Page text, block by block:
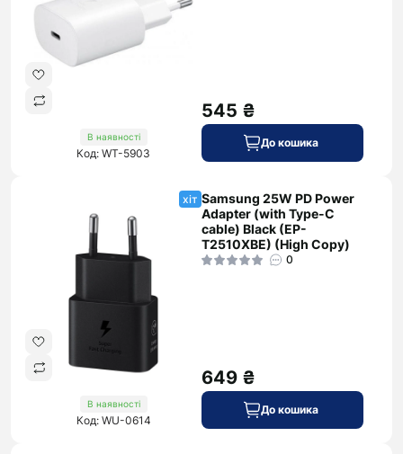
В наявності
Код: WT-5903
545 ₴
До кошика
хіт
В наявності
Код: WU-0614
Samsung 25W PD Power
Adapter (with Type-C
cable) Black (EP-
T2510XBE) (High Copy)
0
649 ₴
До кошика